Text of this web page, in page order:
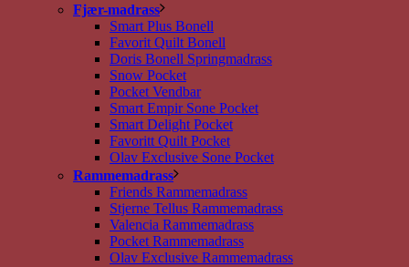
Fjær-madrass
Smart Plus Bonell
Favorit Quilt Bonell
Doris Bonell Springmadrass
Snow Pocket
Pocket Vendbar
Smart Empir Sone Pocket
Smart Delight Pocket
Favoritt Quilt Pocket
Olav Exclusive Sone Pocket
Rammemadrass
Friends Rammemadrass
Stjerne Tellus Rammemadrass
Valencia Rammemadrass
Pocket Rammemadrass
Olav Exclusive Rammemadrass